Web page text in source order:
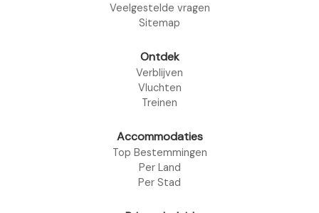
Veelgestelde vragen
Sitemap
Ontdek
Verblijven
Vluchten
Treinen
Accommodaties
Top Bestemmingen
Per Land
Per Stad